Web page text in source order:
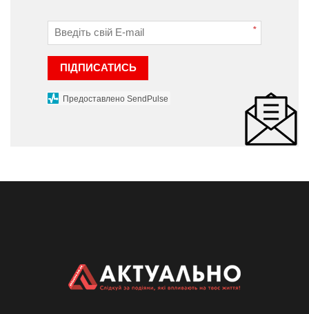
*
ПІДПИСАТИСЬ
Предоставлено SendPulse